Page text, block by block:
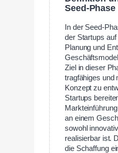
Seed-Phase
In der Seed-
der Startups
Planung und
Ziel in dieser
tragfähiges und
Konzept zu
Startups
an einem
sowohl
realisierbar ist.
die Schaffung